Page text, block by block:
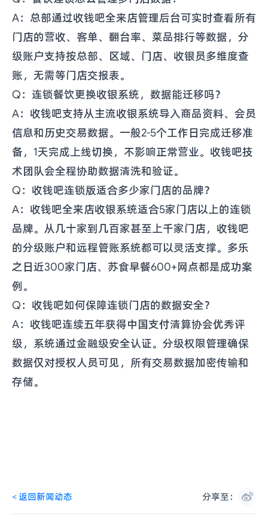
A：总部通过收钱吧全来店管理后台可实时查看所有
门店的营收、客单、翻台率、菜品排行等数据，分
级账户支持按总部、区域、门店、收银员多维度查
账，无需等门店交报表。
Q：连锁餐饮更换收银系统，数据能迁移吗？
A：收钱吧支持从主流收银系统导入商品资料、会员
信息和历史交易数据。一般2-5个工作日完成迁移准
备，1天完成上线切换，不影响正常营业。收钱吧技
术团队会全程协助数据清洗和验证。
Q：收钱吧连锁版适合多少家门店的品牌？
A：收钱吧全来店收银系统适合5家门店以上的连锁
品牌。从几十家到几百家甚至上千家门店，收钱吧
的分级账户和远程管账系统都可以灵活支撑。多乐
之日近300家门店、苏食早餐600+网点都是成功案
例。
Q：收钱吧如何保障连锁门店的数据安全？
A：收钱吧连续五年获得中国支付清算协会优秀评
级，系统通过金融级安全认证。分级权限管理确保
数据仅对授权人员可见，所有交易数据加密传输和
存储。
< 返回新闻动态 分享至：